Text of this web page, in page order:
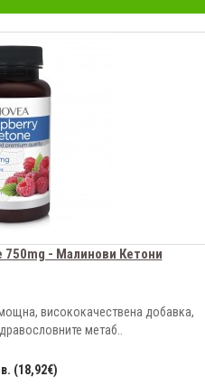
750mg - Малинови Кетони
висококачествена добавка,
метаб..
(18,92€)